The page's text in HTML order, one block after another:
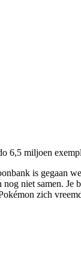
6,5 miljoen
is gegaan
niet samen. Je
zich